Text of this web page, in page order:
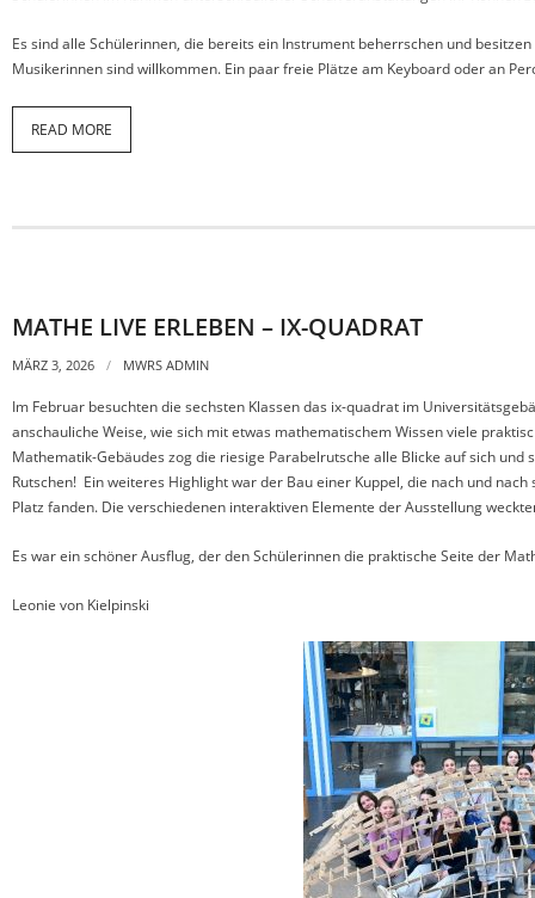
Es sind alle Schülerinnen, die bereits ein Instrument beherrschen und
Musikerinnen sind willkommen. Ein paar freie Plätze am Keyboard oder an
READ MORE
MATHE LIVE ERLEBEN – IX-QUADRAT
MÄRZ 3, 2026 MWRS ADMIN
Im Februar besuchten die sechsten Klassen das ix-quadrat im
anschauliche Weise, wie sich mit etwas mathematischem Wissen viele
Mathematik-Gebäudes zog die riesige Parabelrutsche alle Blicke auf sich
Rutschen! Ein weiteres Highlight war der Bau einer Kuppel, die nach und
Platz fanden. Die verschiedenen interaktiven Elemente der Ausstellung
Es war ein schöner Ausflug, der den Schülerinnen die praktische Seite der
Leonie von Kielpinski